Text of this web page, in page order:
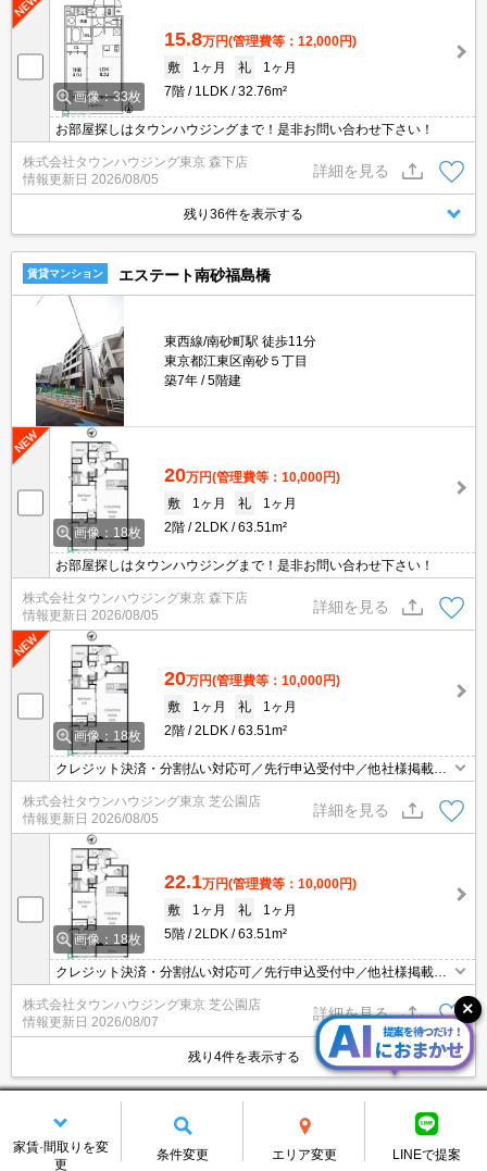
画像：33枚
15.8万円(管理費等：12,000円)
敷
1ヶ月 礼
1ヶ月
7階
1LDK 32.76m²
お部屋探しはタウンハウジングまで！是非お問い合わせ下さい！
株式会社タウンハウジング東京 森下店
情報更新日 2026/08/05
詳細を見る
残り36件を表示する
賃貸マンション エステート南砂福島橋
東西線/南砂町駅 徒歩11分
東京都江東区南砂５丁目
築7年
5階建
画像：18枚
20万円(管理費等：10,000円)
敷
1ヶ月 礼
1ヶ月
2階
2LDK 63.51m²
お部屋探しはタウンハウジングまで！是非お問い合わせ下さい！
株式会社タウンハウジング東京 森下店
情報更新日 2026/08/05
詳細を見る
画像：18枚
20万円(管理費等：10,000円)
敷
1ヶ月 礼
1ヶ月
2階
2LDK 63.51m²
クレジット決済・分割払い対応可／先行申込受付中／他社様掲載物
件もまとめてご案内可能／専任物件多数あり
株式会社タウンハウジング東京 芝公園店
情報更新日 2026/08/05
詳細を見る
画像：18枚
22.1万円(管理費等：10,000円)
敷
1ヶ月 礼
1ヶ月
5階
2LDK 63.51m²
クレジット決済・分割払い対応可／先行申込受付中／他社様掲載物
件もまとめてご案内可能／専任物件多数あり
株式会社タウンハウジング東京 芝公園店
情報更新日 2026/08/07
詳細を見る
残り4件を表示する
賃貸マンション レピドール福田I
家賃·間取りを変
更
条件変更 エリア変更 LINEで提案